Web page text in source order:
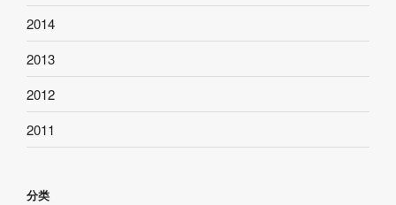
2014
2013
2012
2011
分类